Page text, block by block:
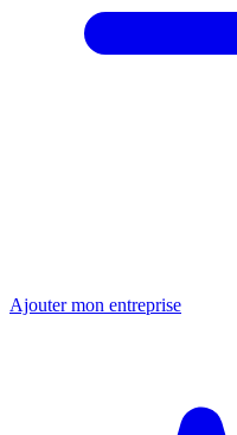
Ajouter mon entreprise